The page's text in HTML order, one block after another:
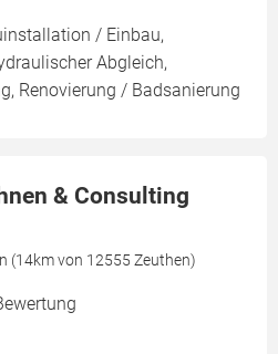
/ Einbau,
Abgleich,
Renovierung / Badsanierung
& Consulting
(14km von 12555 Zeuthen)